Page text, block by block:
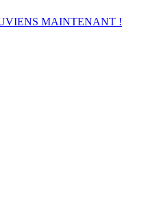
MAINTENANT !